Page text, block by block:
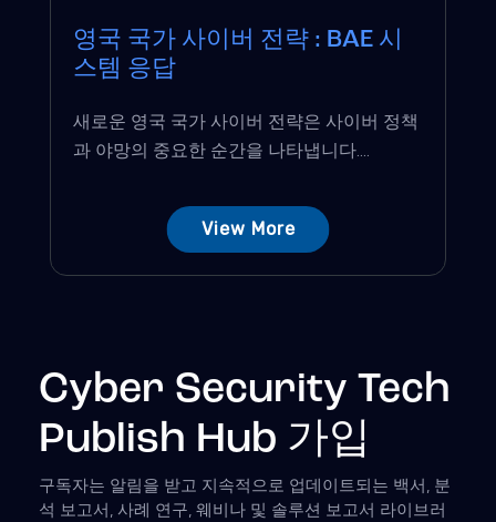
영국 국가 사이버 전략 : BAE 시
스템 응답
새로운 영국 국가 사이버 전략은 사이버 정책
과 야망의 중요한 순간을 나타냅니다....
View More
Cyber Security Tech
Publish Hub 가입
구독자는 알림을 받고 지속적으로 업데이트되는 백서, 분
석 보고서, 사례 연구, 웨비나 및 솔루션 보고서 라이브러